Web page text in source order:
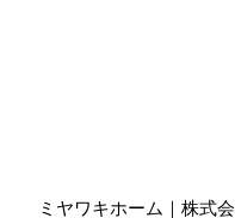
ミヤワキホーム｜株式